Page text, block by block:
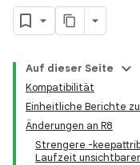
Auf dieser Seite
Kompatibilität
Einheitliche Berichte
Änderungen an R8
Strengere -
Laufzeit